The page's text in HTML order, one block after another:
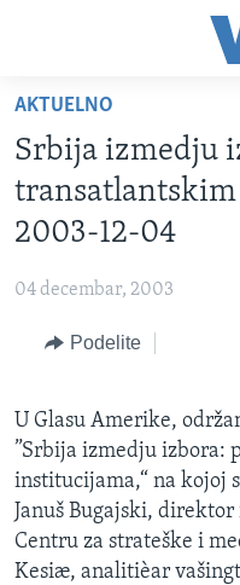
glavni
sadržaj
Idi
na
glavnu
Idi
pretragu
NASLOVNA
RUBRIKE
AMERIKA
GLOBALNE TEME
EKONOMIJA
KULTURA
DRUŠTVO
SPORT
TV PROGRAM
IZ AMERIKE
Learning English
PRATITE NAS
Jezici
AKTUELNO
Srbija izmedju
2003-12-04
04 decembar, 2003
Podelite
U Glasu Amerike,
”Srbija izmedju izbora:
institucijama,“ na kojoj
Januš Bugajski,
Centru za strateške i
Kesiæ, analitièar